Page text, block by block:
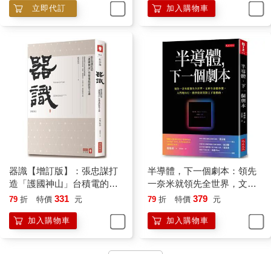
立即代訂 加入購物車
器識【增訂版】：張忠謀打
造「護國神山」台積電的經
營之道
79 折 特價 331 元
加入購物車
半導體，下一個劇本：領先
一奈米就領先全世界，文科
生也能秒懂，入門變內行，
79 折 特價 379 元
加入購物車